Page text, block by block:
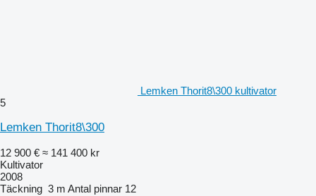
Lemken Thorit8\300 kultivator
5
Lemken Thorit8\300
12 900 € ≈ 141 400 kr
Kultivator
2008
Täckning 3 m Antal pinnar 12